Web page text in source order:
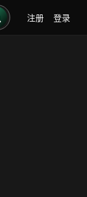
注册 登录